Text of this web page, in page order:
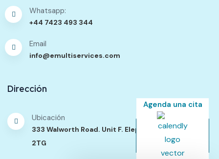
Whatsapp:
+44 7423 493 344
Email
info@emultiservices.com
Dirección
Ubicación
333 Walworth Road. Unit F. Elephant Passage. SE17
2TG
Agenda una cita